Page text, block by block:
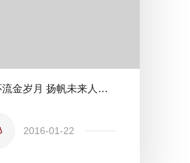
“感怀流金岁月 扬帆未来人生” 法学院隆重举行2012届学生毕业典礼
2016-01-22